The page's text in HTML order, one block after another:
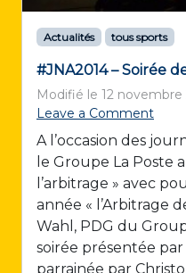
Actualités tous sports
#JNA2014 – Soirée
Modifié le 12 novembre
Leave a Comment
A l’occasion des
le Groupe La Poste
l’arbitrage » avec
année « l’Arbitrage
Wahl, PDG du
soirée présentée
parrainée par